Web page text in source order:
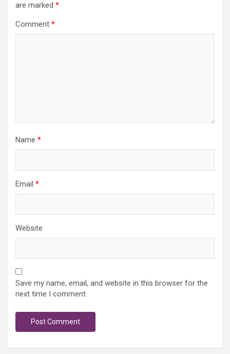
are marked *
Comment *
Name *
Email *
Website
Save my name, email, and website in this browser for the
next time I comment.